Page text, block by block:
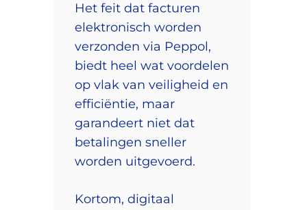
Het feit dat facturen
elektronisch worden
verzonden via Peppol,
biedt heel wat voordelen
op vlak van veiligheid en
efficiëntie, maar
garandeert niet dat
betalingen sneller
worden uitgevoerd.
Kortom, digitaal